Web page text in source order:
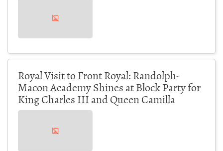
Royal Visit to Front Royal: Randolph-
Macon Academy Shines at Block Party for
King Charles III and Queen Camilla